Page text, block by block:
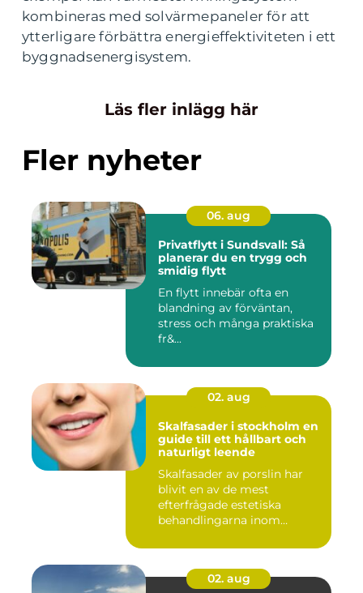
kombineras med solvärmepaneler för att
ytterligare förbättra energieffektiviteten i ett
byggnadsenergisystem.
Läs fler inlägg här
Fler nyheter
06. aug
Privatflytt i Sundsvall: Så
planerar du en trygg och
smidig flytt
En flytt innebär ofta en
blandning av förväntan,
stress och många praktiska
fr&...
02. aug
Skalfasader i stockholm en
guide till ett hållbart och
naturligt leende
Skalfasader av porslin har
blivit en av de mest
efterfrågade estetiska
behandlingarna inom
02. aug